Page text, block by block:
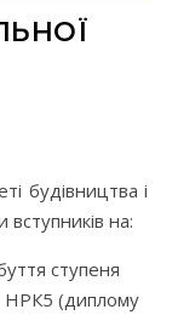
вступників на:
ступеня
НРК5 (диплому